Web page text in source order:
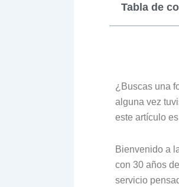
Tabla de
¿Buscas una
alguna vez
este artículo
Bienvenido a
con 30 años
servicio